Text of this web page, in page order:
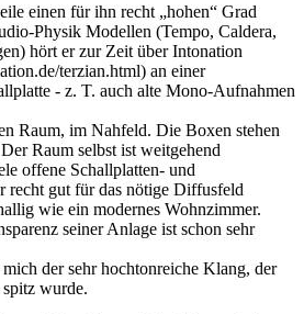
einen für ihn recht „hohen“ Grad
Physik Modellen (Tempo, Caldera,
hört er zur Zeit über Intonation
terzian.html) an einer
- z. T. auch alte Mono-Aufnahmen
Raum, im Nahfeld. Die Boxen stehen
Raum selbst ist weitgehend
offene Schallplatten- und
recht gut für das nötige Diffusfeld
wie ein modernes Wohnzimmer.
seiner Anlage ist schon sehr
der sehr hochtonreiche Klang, der
wurde.